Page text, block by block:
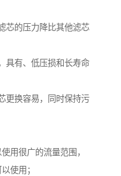
芯的压力降比其他滤芯
具有、低压损和长寿命
更换容易，同时保持污
用很广的流量范围，
使用；